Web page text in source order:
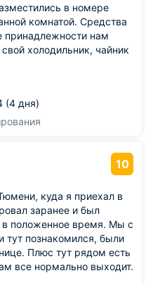
в номере
комнатой. Средства
принадлежности нам
холодильник, чайник
Прекрасно
(4 дня)
10
куда я приехал в
заранее и был
в положенное время. Мы с
тут познакомился, были
Плюс тут рядом есть
все нормально выходит.